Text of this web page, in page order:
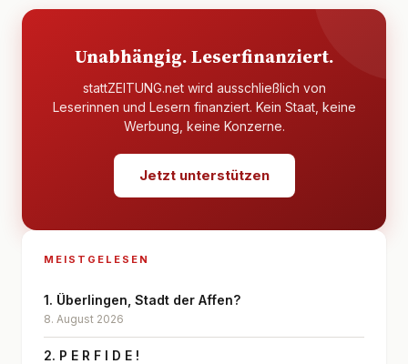
Unabhängig. Leserfinanziert.
stattZEITUNG.net wird ausschließlich von
Leserinnen und Lesern finanziert. Kein Staat, keine
Werbung, keine Konzerne.
Jetzt unterstützen
MEISTGELESEN
1. Überlingen, Stadt der Affen?
8. August 2026
2. P E R F I D E !